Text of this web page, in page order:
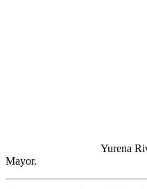
Yurena Rivero, de
Mayor.